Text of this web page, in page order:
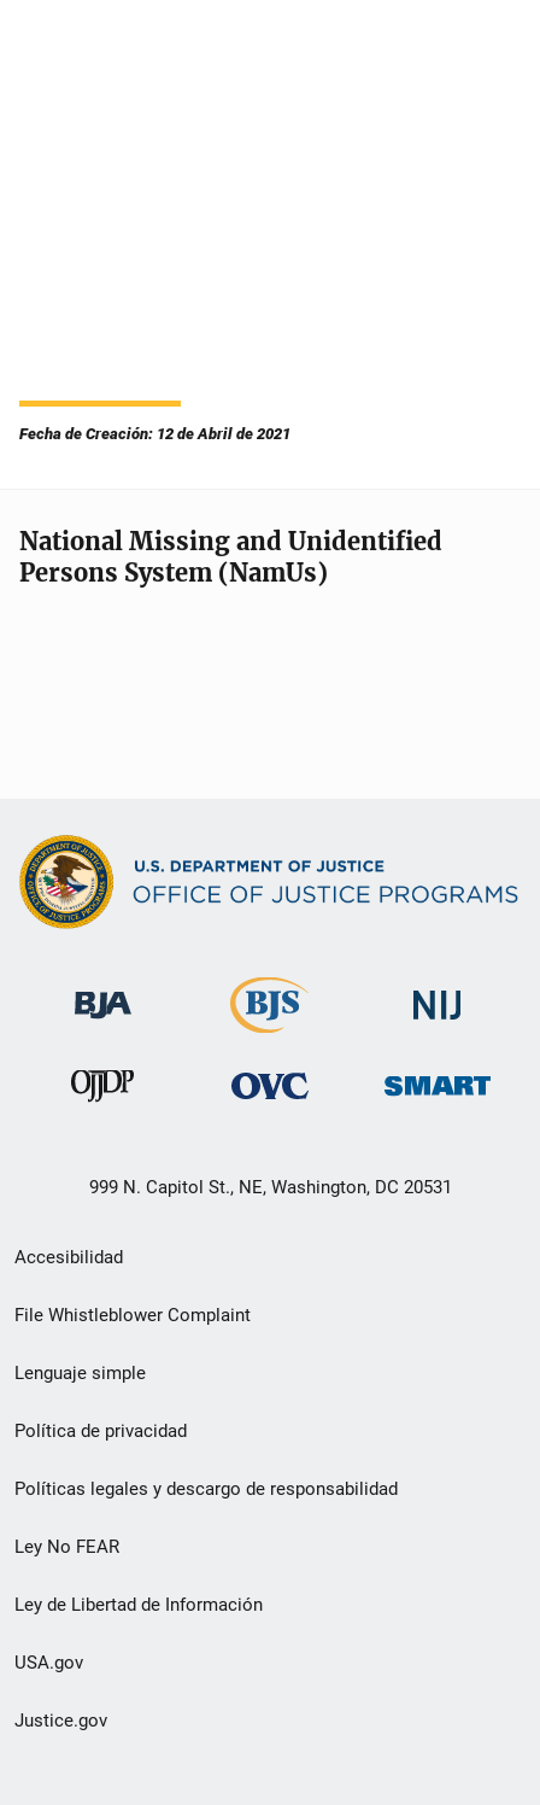
Fecha de Creación: 12 de Abril de 2021
National Missing and Unidentified
Persons System (NamUs)
999 N. Capitol St., NE, Washington, DC 20531
Menú
de
de
pie
de
página
Accesibilidad
File Whistleblower Complaint
Lenguaje simple
Política de privacidad
Políticas legales y descargo de responsabilidad
Ley No FEAR
Ley de Libertad de Información
USA.gov
Justice.gov